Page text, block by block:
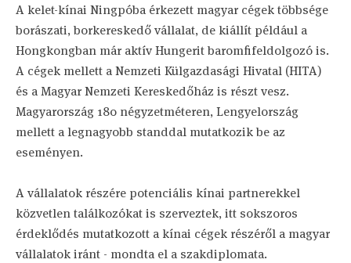
A kelet-kínai Ningpóba érkezett magyar cégek többsége
borászati, borkereskedő vállalat, de kiállít például a
Hongkongban már aktív Hungerit baromfifeldolgozó is.
A cégek mellett a Nemzeti Külgazdasági Hivatal (HITA)
és a Magyar Nemzeti Kereskedőház is részt vesz.
Magyarország 180 négyzetméteren, Lengyelország
mellett a legnagyobb standdal mutatkozik be az
eseményen.
A vállalatok részére potenciális kínai partnerekkel
közvetlen találkozókat is szerveztek, itt sokszoros
érdeklődés mutatkozott a kínai cégek részéről a magyar
vállalatok iránt - mondta el a szakdiplomata.